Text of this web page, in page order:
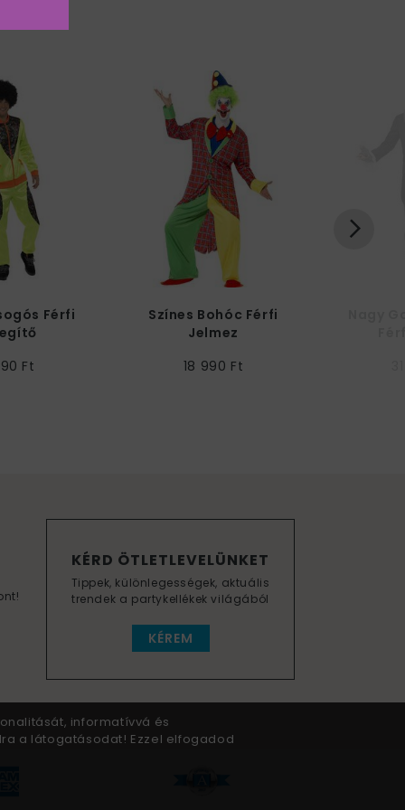
Férfi
Ft
Színes Bohóc Férfi
Jelmez
18 990 Ft
KÉRD ÖTLETLEVELÜNKET
Tippek, különlegességek, aktuális
trendek a partykellékek világából
KÉREM
informatívvá és
a látogatásodat! Ezzel elfogadod